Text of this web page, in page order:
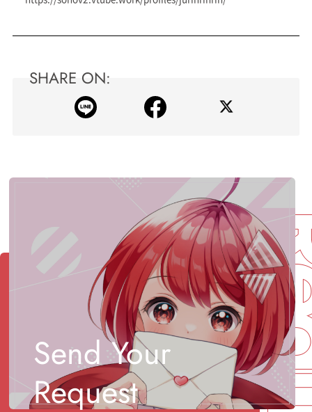
SHARE ON:
Send Your
Request